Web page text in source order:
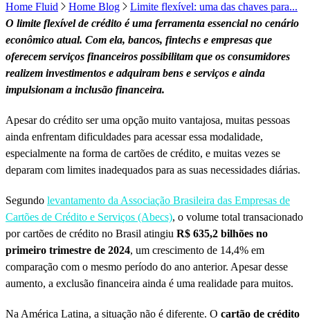
Home Fluid Home Blog
Limite flexível: uma das chaves para...
O limite flexível de crédito é uma ferramenta essencial no cenário
econômico atual. Com ela, bancos, fintechs e empresas que
oferecem serviços financeiros possibilitam que os consumidores
realizem investimentos e adquiram bens e serviços e ainda
impulsionam a inclusão financeira.
Apesar do crédito ser uma opção muito vantajosa, muitas pessoas
ainda enfrentam dificuldades para acessar essa modalidade,
especialmente na forma de cartões de crédito, e muitas vezes se
deparam com limites inadequados para as suas necessidades diárias.
Segundo levantamento da Associação Brasileira das Empresas de
Cartões de Crédito e Serviços (Abecs), o volume total transacionado
por cartões de crédito no Brasil atingiu R$ 635,2 bilhões no
primeiro trimestre de 2024, um crescimento de 14,4% em
comparação com o mesmo período do ano anterior. Apesar desse
aumento, a exclusão financeira ainda é uma realidade para muitos.
Na América Latina, a situação não é diferente. O cartão de crédito